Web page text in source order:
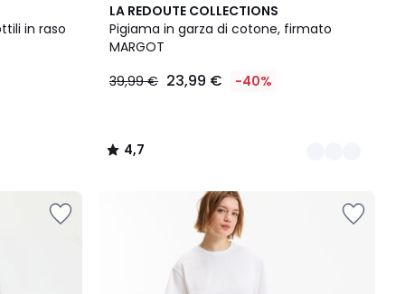
in raso
LA REDOUTE COLLECTIONS
Pigiama in garza di cotone, firmato
MARGOT
39,99 € 23,99 € -40%
4,7
/ 5
4
Colori
4,7
/